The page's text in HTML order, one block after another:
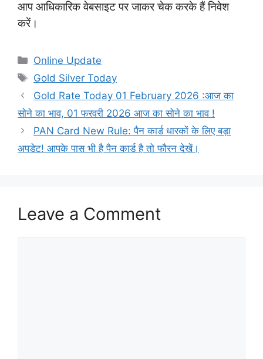
आप आधिकारिक वेबसाइट पर जाकर चेक करके हैं निवेश
करें।
Categories
Online Update
Tags
Gold Silver Today
Gold Rate Today 01 February 2026 :आज का
सोने का भाव, 01 फरवरी 2026 आज का सोने का भाव !
PAN Card New Rule: पैन कार्ड धारकों के लिए बड़ा
अपडेट! आपके पास भी है पैन कार्ड है तो फौरन देखें।
Leave a Comment